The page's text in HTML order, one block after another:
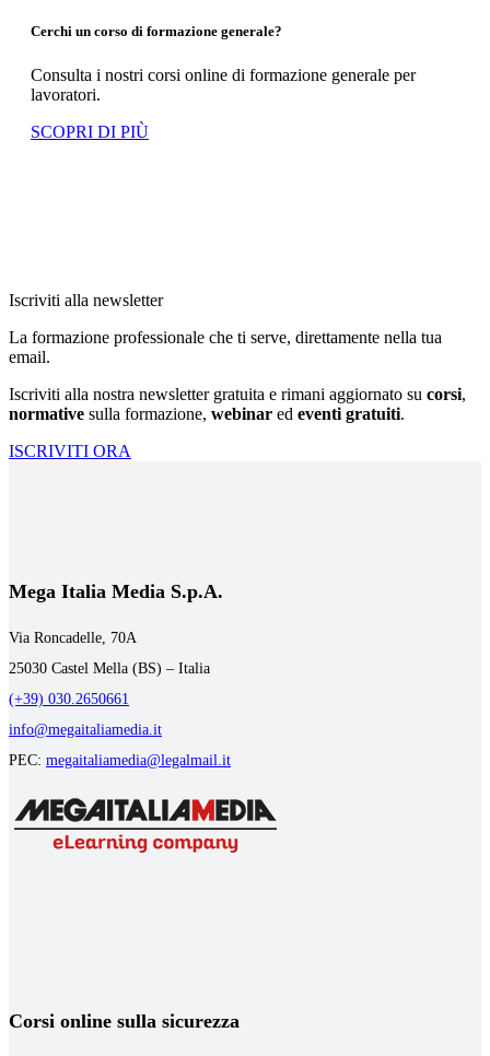
Cerchi un corso di formazione generale?
Consulta i nostri corsi online di formazione generale per
lavoratori.
SCOPRI DI PIÙ
Iscriviti alla newsletter
La formazione professionale che ti serve, direttamente nella tua
email.
Iscriviti alla nostra newsletter gratuita e rimani aggiornato su corsi,
normative sulla formazione, webinar ed eventi gratuiti.
ISCRIVITI ORA
Mega Italia Media S.p.A.
Via Roncadelle, 70A
25030 Castel Mella (BS) – Italia
(+39) 030.2650661
info@megaitaliamedia.it
PEC: megaitaliamedia@legalmail.it
Corsi online sulla sicurezza